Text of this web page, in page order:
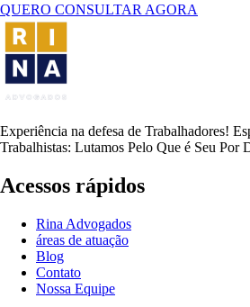
QUERO CONSULTAR AGORA
Experiência na defesa de Trabalhadores!
Trabalhistas: Lutamos Pelo Que é Seu Por
Acessos rápidos
Rina Advogados
áreas de atuação
Blog
Contato
Nossa Equipe